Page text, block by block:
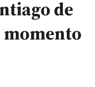
de
momento